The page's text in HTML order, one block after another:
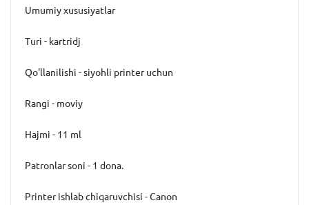
Umumiy xususiyatlar
Turi - kartridj
Qo'llanilishi - siyohli printer uchun
Rangi - moviy
Hajmi - 11 ml
Patronlar soni - 1 dona.
Printer ishlab chiqaruvchisi - Canon